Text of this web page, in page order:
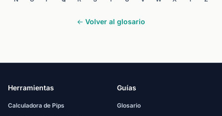
← Volver al glosario
Herramientas
Calculadora de Pips
Guías
Glosario